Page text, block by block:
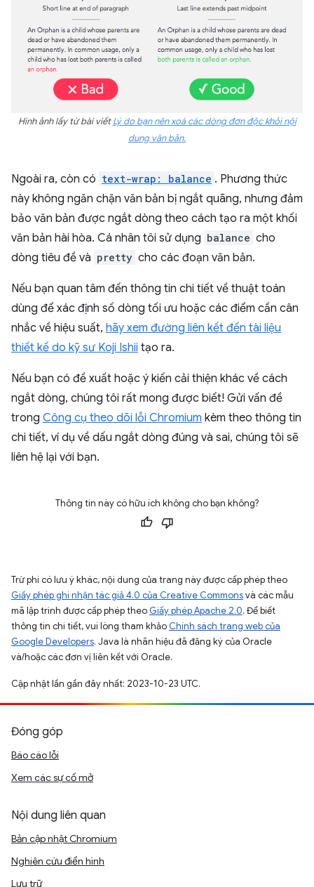
Hình ảnh lấy từ bài viếtLý do bạn nên xoá các dòng đơn độc khỏi nội
dung văn bản.
Ngoài ra, còn có text-wrap: balance . Phương thức
này không ngăn chặn văn bản bị ngắt quãng, nhưng đảm
bảo văn bản được ngắt dòng theo cách tạo ra một khối
văn bản hài hòa. Cá nhân tôi sử dụng balance cho
dòng tiêu đề và pretty cho các đoạn văn bản.
Nếu bạn quan tâm đến thông tin chi tiết về thuật toán
dùng để xác định số dòng tối ưu hoặc các điểm cần cân
nhắc về hiệu suất, hãy xem đường liên kết đến tài liệu
thiết kế do kỹ sư Koji Ishii tạo ra.
Nếu bạn có đề xuất hoặc ý kiến cải thiện khác về cách
ngắt dòng, chúng tôi rất mong được biết! Gửi vấn đề
trong Công cụ theo dõi lỗi Chromium kèm theo thông tin
chi tiết, ví dụ về dấu ngắt dòng đúng và sai, chúng tôi sẽ
liên hệ lại với bạn.
Thông tin này có hữu ích không cho bạn không?
Trừ phi có lưu ý khác, nội dung của trang này được cấp phép theo
Giấy phép ghi nhận tác giả 4.0 của Creative Commonsvà các mẫu
mã lập trình được cấp phép theo Giấy phép Apache 2.0. Để biết
thông tin chi tiết, vui lòng tham khảo Chính sách trang web của
Google Developers. Java là nhãn hiệu đã đăng ký của Oracle
và/hoặc các đơn vị liên kết với Oracle.
Cập nhật lần gần đây nhất: 2023-10-23 UTC.
Đóng góp
Báo cáo lỗi
Xem các sự cố mở
Nội dung liên quan
Bản cập nhật Chromium
Nghiên cứu điển hình
Lưu trữ